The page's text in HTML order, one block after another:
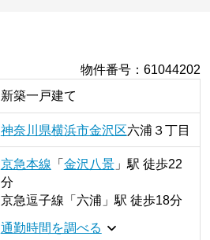
物件番号 ：61044202
新築一戸建て
神奈川県横浜市金沢区六浦 ３丁目
京急本線 「 金沢八景」 駅 徒歩22
分
京急逗子線 「 六浦 」 駅 徒歩18分
通勤時間を調べる